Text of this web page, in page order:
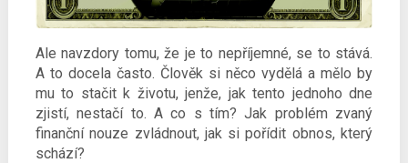
Ale navzdory tomu, že je to nepříjemné, se to stává.
A to docela často. Člověk si něco vydělá a mělo by
mu to stačit k životu, jenže, jak tento jednoho dne
zjistí, nestačí to. A co s tím? Jak problém zvaný
finanční nouze zvládnout, jak si pořídit obnos, který
schází?